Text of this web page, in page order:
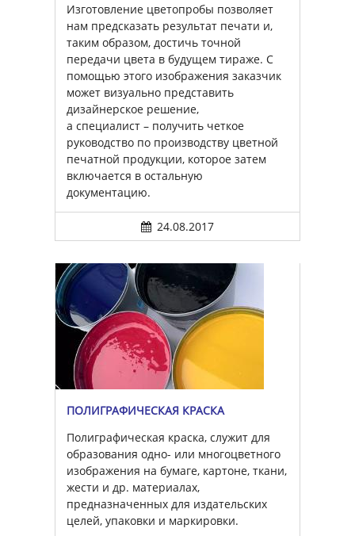
Изготовление цветопробы позволяет
нам предсказать результат печати и,
таким образом, достичь точной
передачи цвета в будущем тираже. С
помощью этого изображения заказчик
может визуально представить
дизайнерское решение,
а специалист – получить четкое
руководство по производству цветной
печатной продукции, которое затем
включается в остальную
документацию.
24.08.2017
ПОЛИГРАФИЧЕСКАЯ КРАСКА
Полиграфическая краска, служит для
образования одно- или многоцветного
изображения на бумаге, картоне, ткани,
жести и др. материалах,
предназначенных для издательских
целей, упаковки и маркировки.